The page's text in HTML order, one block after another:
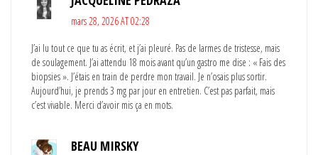
mars 28, 2026 AT 02:28
J’ai lu tout ce que tu as écrit, et j’ai pleuré. Pas de larmes de tristesse, mais
de soulagement. J’ai attendu 18 mois avant qu’un gastro me dise : « Fais des
biopsies ». J’étais en train de perdre mon travail. Je n’osais plus sortir.
Aujourd’hui, je prends 3 mg par jour en entretien. C’est pas parfait, mais
c’est vivable. Merci d’avoir mis ça en mots.
BEAU MIRSKY